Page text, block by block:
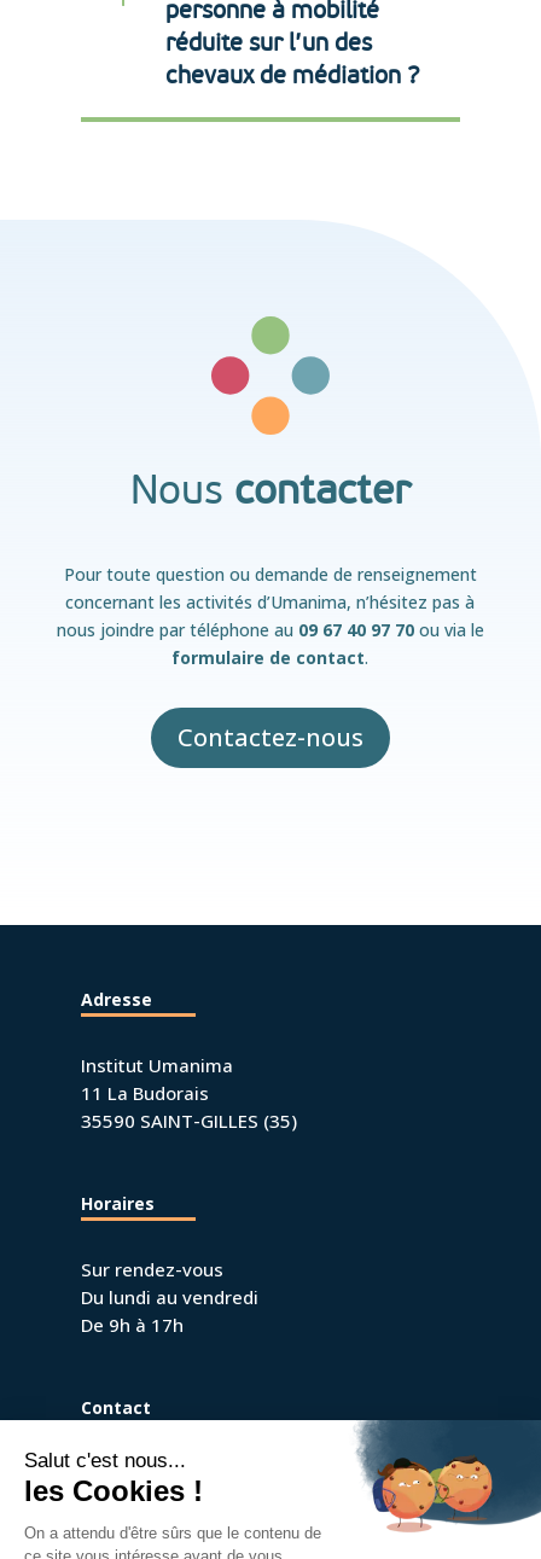
personne à mobilité
réduite sur l’un des
chevaux de médiation ?
Nous contacter
Pour toute question ou demande de renseignement
concernant les activités d’Umanima, n’hésitez pas à
nous joindre par téléphone au 09 67 40 97 70ou via le
formulaire de contact.
Contactez-nous
Adresse
Institut Umanima
11 La Budorais
35590 SAINT-GILLES (35)
Horaires
Sur rendez-vous
Du lundi au vendredi
De 9h à 17h
Contact
09 67 40 97 70